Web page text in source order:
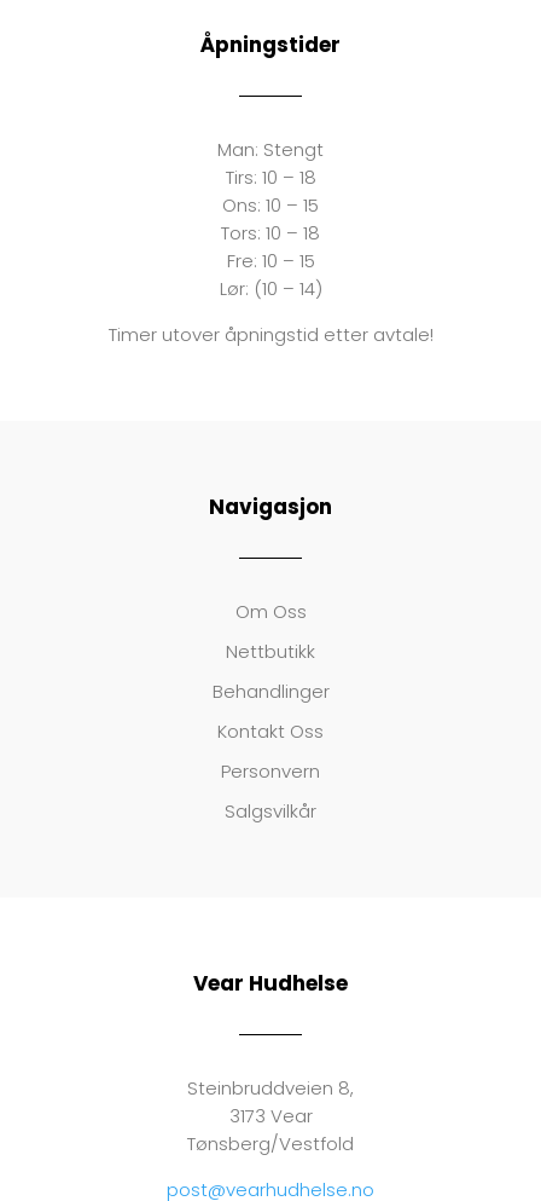
Åpningstider
Man: Stengt
Tirs: 10 – 18
Ons: 10 – 15
Tors: 10 – 18
Fre: 10 – 15
Lør: (10 – 14)
Timer utover åpningstid etter avtale!
Navigasjon
Om Oss
Nettbutikk
Behandlinger
Kontakt Oss
Personvern
Salgsvilkår
Vear Hudhelse
Steinbruddveien 8,
3173 Vear
Tønsberg/Vestfold
post@vearhudhelse.no